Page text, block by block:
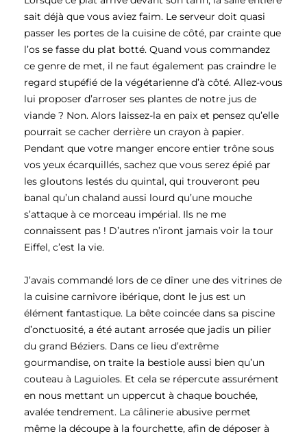
sait déjà que vous aviez faim. Le serveur doit quasi
passer les portes de la cuisine de côté, par crainte que
l’os se fasse du plat botté. Quand vous commandez
ce genre de met, il ne faut également pas craindre le
regard stupéfié de la végétarienne d’à côté. Allez-vous
lui proposer d’arroser ses plantes de notre jus de
viande ? Non. Alors laissez-la en paix et pensez qu’elle
pourrait se cacher derrière un crayon à papier.
Pendant que votre manger encore entier trône sous
vos yeux écarquillés, sachez que vous serez épié par
les gloutons lestés du quintal, qui trouveront peu
banal qu’un chaland aussi lourd qu’une mouche
s’attaque à ce morceau impérial. Ils ne me
connaissent pas ! D’autres n’iront jamais voir la tour
Eiffel, c’est la vie.
J’avais commandé lors de ce dîner une des vitrines de
la cuisine carnivore ibérique, dont le jus est un
élément fantastique. La bête coincée dans sa piscine
d’onctuosité, a été autant arrosée que jadis un pilier
du grand Béziers. Dans ce lieu d’extrême
gourmandise, on traite la bestiole aussi bien qu’un
couteau à Laguioles. Et cela se répercute assurément
en nous mettant un uppercut à chaque bouchée,
avalée tendrement. La câlinerie abusive permet
même la découpe à la fourchette, afin de déposer à